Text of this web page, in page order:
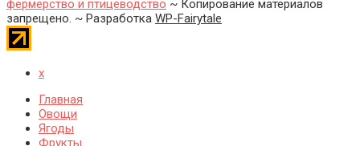
фермерство и птицеводство ~ Копирование материалов
запрещено. ~ Разработка WP-Fairytale
x
Главная
Овощи
Ягоды
Фрукты